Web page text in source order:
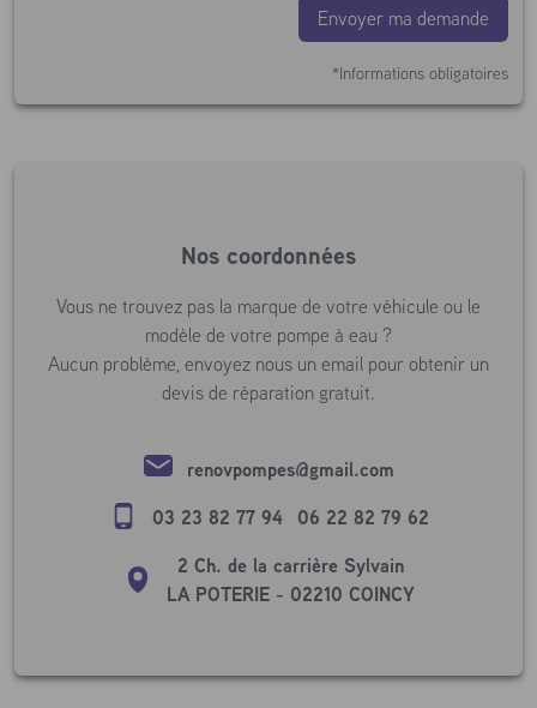
Envoyer ma demande
*Informations obligatoires
Nos coordonnées
Vous ne trouvez pas la marque de votre véhicule ou le
modèle de votre pompe à eau ?
Aucun problème, envoyez nous un email pour obtenir un
devis de réparation gratuit.
renovpompes@gmail.com
03 23 82 77 94
06 22 82 79 62
2 Ch. de la carrière Sylvain
LA POTERIE - 02210 COINCY